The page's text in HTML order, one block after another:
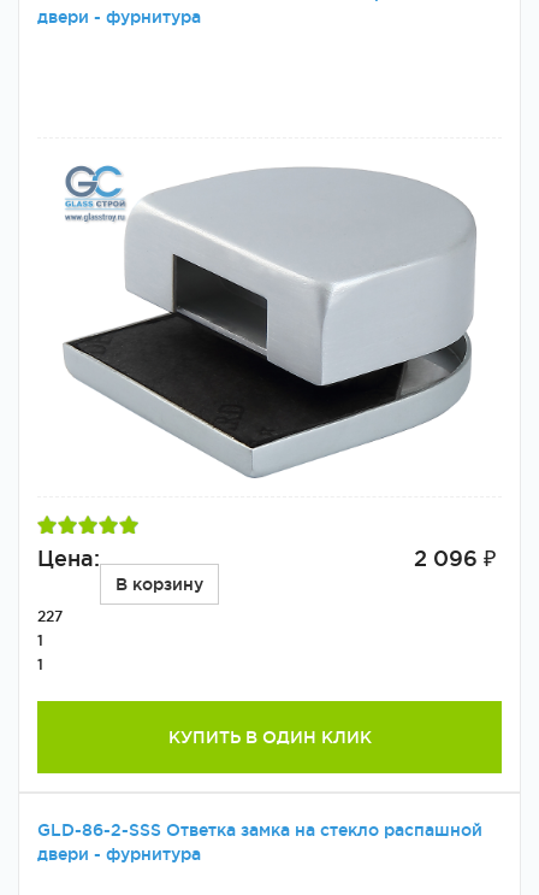
двери - фурнитура
Цена: 2 096 ₽
В корзину
227
1
1
КУПИТЬ В ОДИН КЛИК
GLD-86-2-SSS Ответка замка на стекло распашной
двери - фурнитура